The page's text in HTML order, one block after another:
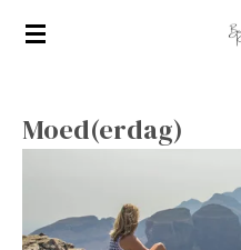
Ga
hoofdinhoud
Moed(erdag)